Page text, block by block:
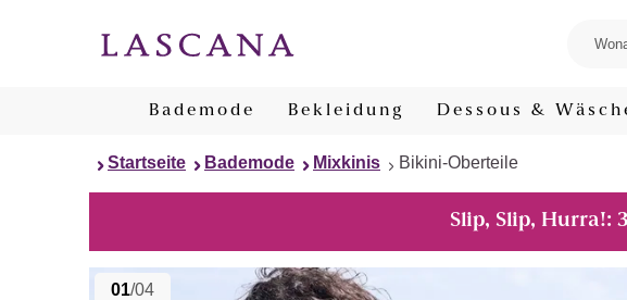
Bademode Bekleidung Dessous &
Startseite Bademode Mixkinis Bikini-Oberteile
Slip, Slip, Hurra!:
01/04